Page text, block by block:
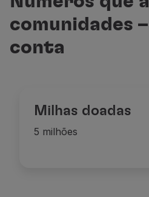
Bagagem perdida /
Voo atrasado / cancelado
comunidades
conta
Milhas doadas
5 milhões